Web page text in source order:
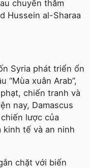
chuyến thăm
Hussein al-Sharaa
Syria phát triển ổn
“Mùa xuân Arab”,
chiến tranh và
nay, Damascus
lược của
kinh tế và an ninh
chặt với biến